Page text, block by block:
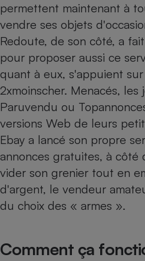
permettent maintenant à
vendre ses objets
Redoute, de son côté, a
pour proposer aussi ce
quant à eux, s'appuient
2xmoinscher. Menacés,
Paruvendu ou
versions Web de leurs
Ebay a lancé son propre
annonces gratuites, à côté
vider son grenier tout en
d'argent, le vendeur
du choix des « armes ».
Comment ça